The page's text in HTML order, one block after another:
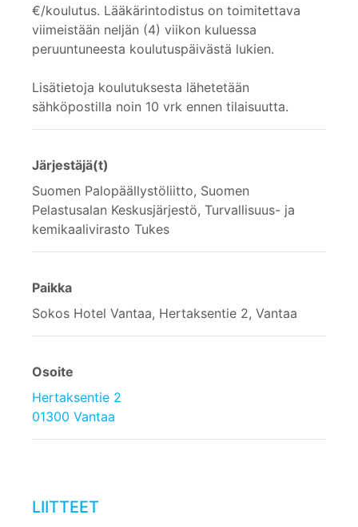
€/koulutus. Lääkärintodistus on toimitettava
viimeistään neljän (4) viikon kuluessa
peruuntuneesta koulutuspäivästä lukien.
Lisätietoja koulutuksesta lähetetään
sähköpostilla noin 10 vrk ennen tilaisuutta.
Järjestäjä(t)
Suomen Palopäällystöliitto, Suomen
Pelastusalan Keskusjärjestö, Turvallisuus- ja
kemikaalivirasto Tukes
Paikka
Sokos Hotel Vantaa, Hertaksentie 2, Vantaa
Osoite
Hertaksentie 2
01300 Vantaa
LIITTEET